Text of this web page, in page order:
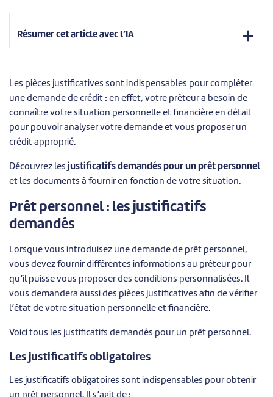
Résumer cet article avec l’IA
Les pièces justificatives sont indispensables pour compléter
une demande de crédit : en effet, votre prêteur a besoin de
connaître votre situation personnelle et financière en détail
pour pouvoir analyser votre demande et vous proposer un
crédit approprié.
Découvrez les justificatifs demandés pour un prêt personnel
et les documents à fournir en fonction de votre situation.
Prêt personnel : les justificatifs
demandés
Lorsque vous introduisez une demande de prêt personnel,
vous devez fournir différentes informations au prêteur pour
qu’il puisse vous proposer des conditions personnalisées. Il
vous demandera aussi des pièces justificatives afin de vérifier
l’état de votre situation personnelle et financière.
Voici tous les justificatifs demandés pour un prêt personnel.
Les justificatifs obligatoires
Les justificatifs obligatoires sont indispensables pour obtenir